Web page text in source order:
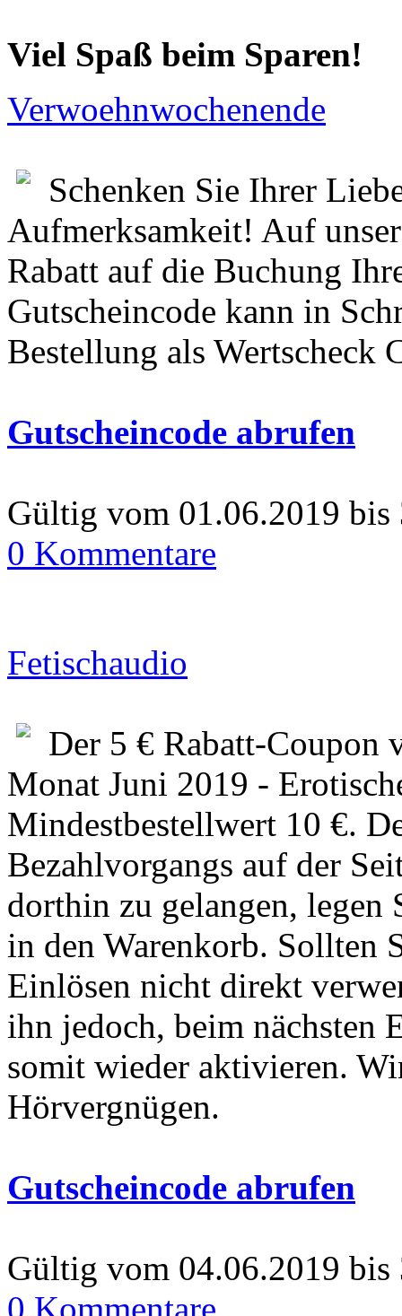
Viel Spaß beim Sparen!
Verwoehnwochenende
Schenken Sie Ihrer
Aufmerksamkeit! Auf
Rabatt auf die Buchung
Gutscheincode kann in
Bestellung als Wertscheck
Gutscheincode abrufen
Gültig vom 01.06.2019 bis
0 Kommentare
Fetischaudio
Der 5 € Rabatt-Coupon
Monat Juni 2019 -
Mindestbestellwert 10 €.
Bezahlvorgangs auf der
dorthin zu gelangen, legen
in den Warenkorb. Sollten
Einlösen nicht direkt
ihn jedoch, beim nächsten
somit wieder aktivieren.
Hörvergnügen.
Gutscheincode abrufen
Gültig vom 04.06.2019 bis